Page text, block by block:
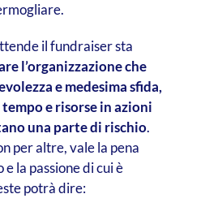
il fundraiser sta
l’organizzazione che
e medesima sfida,
e risorse in azioni
una parte di rischio.
per altre, vale la pena
la passione di cui è
potrà dire: